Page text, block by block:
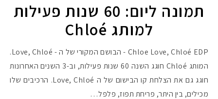
תמונה ליום: 60 שנות פעילות
למותג Chloé
Chloe Love, Chloé EDP - הבושם המקורי של ה - Love, Chloé.
המותג Chloé חוגג השנה 60 שנות פעילות, וב-3 השנים האחרונות
חוגג גם את הצלחת קו הבישום של ה Love, Chloé. הרכיבים שלו
מכילים, בין היתר, פריחת תפוז, פלפל…